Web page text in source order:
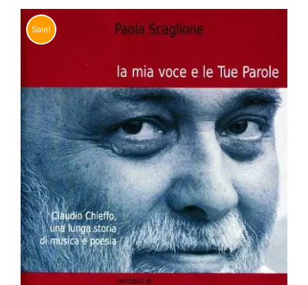
BIOGRAFIE
Sale!